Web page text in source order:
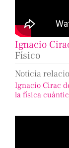
Ignacio
Físico
Noticia
Ignacio Cirac
la física